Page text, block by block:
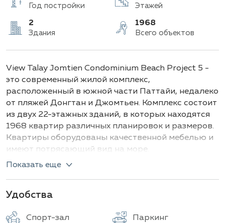
2007
Год постройки
22
Этажей
2
Здания
1968
View Talay Jomtien Condominium Beach Project 5 -
это современный жилой комплекс,
расположенный в южной части Паттайи, недалеко
от пляжей Донгтан и Джомтьен. Комплекс состоит
из двух 22-этажных зданий, в которых находятся
1968 квартир различных планировок и размеров.
Квартиры оборудованы качественной мебелью и
имеют потрясающий вид на море.
View Talay 5 расположен на первой береговой
линии и имеет собственный выход на пляж, зоны
барбекю и детскую игровую зону, в шаговой
Комплекс предлагает своим жителям комфортное
Показать еще
Удобства
Спорт-зал Паркинг